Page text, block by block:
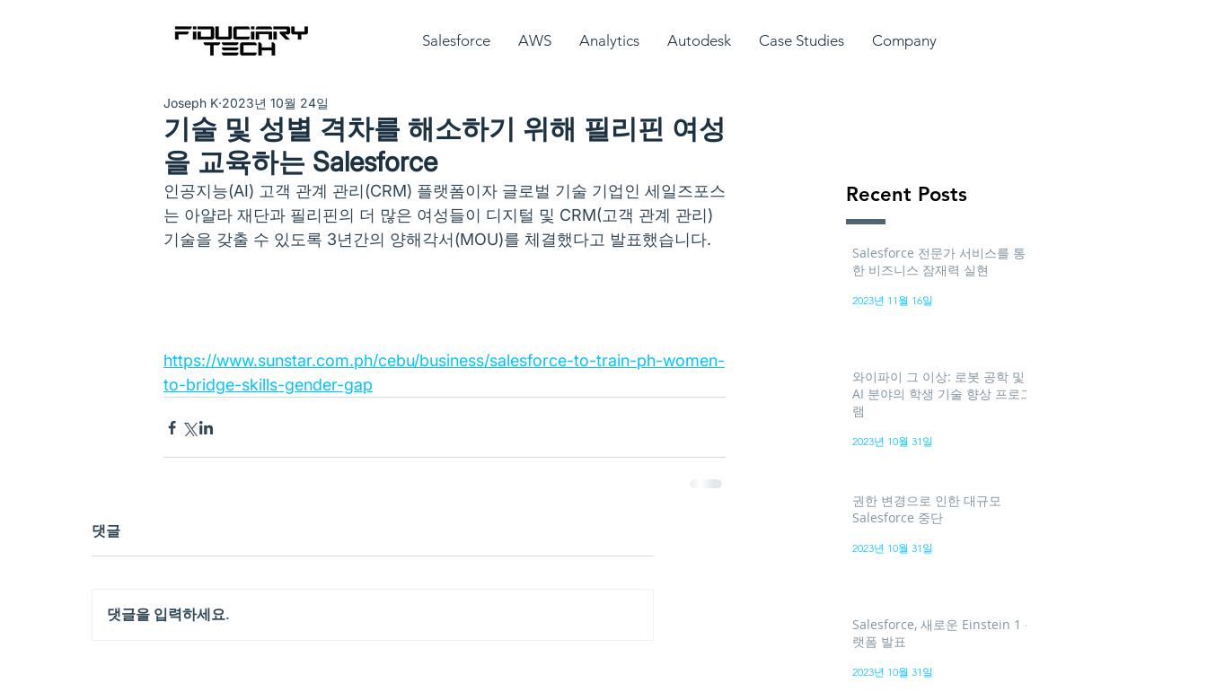
Salesforce AWS Analytics Autodesk Case Studies Company
기술 및 성별 격차를 해소하기 위해 필리핀 여성
을 교육하는 Salesforce
Joseph K 2023년 10월 24일
인공지능(AI) 고객 관계 관리(CRM) 플랫폼이자 글로벌 기술 기업인 세일즈포스
는 아얄라 재단과 필리핀의 더 많은 여성들이 디지털 및 CRM(고객 관계 관리)
기술을 갖출 수 있도록 3년간의 양해각서(MOU)를 체결했다고 발표했습니다.
https://www.sunstar.com.ph/cebu/business/salesforce-to-train-ph-women-
to-bridge-skills-gender-gap
댓글
댓글을 입력하세요.
Recent Posts
Salesforce 전문가 서비스를 통
한 비즈니스 잠재력 실현
2023년 11월 16일
와이파이 그 이상: 로봇 공학 및
AI 분야의 학생 기술 향상 프로그
램
2023년 10월 31일
권한 변경으로 인한 대규모
Salesforce 중단
2023년 10월 31일
Salesforce, 새로운 Einstein 1 플
랫폼 발표
2023년 10월 31일